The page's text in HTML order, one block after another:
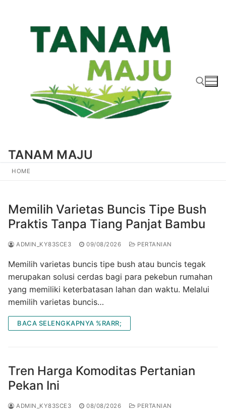
TANAM MAJU
HOME
Memilih Varietas Buncis Tipe Bush
Praktis Tanpa Tiang Panjat Bambu
ADMIN_KY83SCE3 09/08/2026 PERTANIAN
Memilih varietas buncis tipe bush atau buncis tegak
merupakan solusi cerdas bagi para pekebun rumahan
yang memiliki keterbatasan lahan dan waktu. Melalui
memilih varietas buncis…
BACA SELENGKAPNYA %RARR;
Tren Harga Komoditas Pertanian
Pekan Ini
ADMIN_KY83SCE3 08/08/2026 PERTANIAN